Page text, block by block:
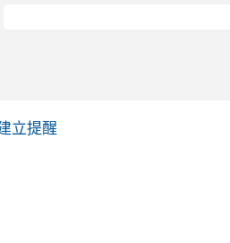
立提醒